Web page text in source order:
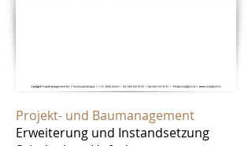
Projekt- und Baumanagement
Erweiterung und Instandsetzung